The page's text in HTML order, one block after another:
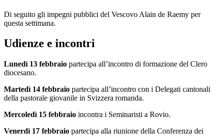
Di seguito gli impegni pubblici del Vescovo Alain de Raemy per
questa settimana.
Udienze e incontri
Lunedì 13 febbraio partecipa all’incontro di formazione del Clero
diocesano.
Martedì 14 febbraio partecipa all’incontro con i Delegati cantonali
della pastorale giovanile in Svizzera romanda.
Mercoledì 15 febbraio incontra i Seminaristi a Rovio.
Venerdì 17 febbraio partecipa alla riunione della Conferenza dei